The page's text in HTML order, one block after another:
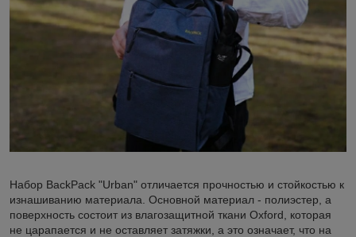
Набор BackPack "Urban" отличается прочностью и стойкостью к
изнашиванию материала. Основной материал - полиэстер, а
поверхность состоит из влагозащитной ткани Oxford, которая
не царапается и не оставляет затяжки, а это означает, что на